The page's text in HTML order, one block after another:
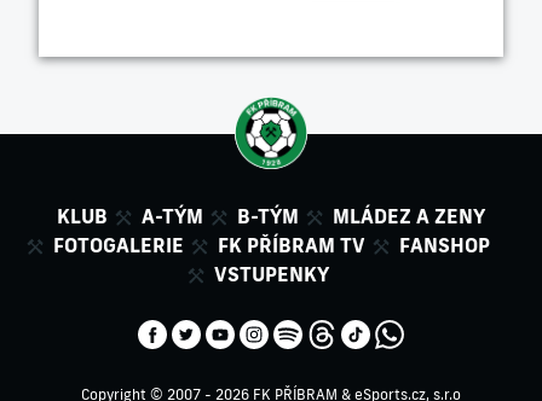
KLUB A-TÝM B-TÝM
MLÁDEZ A ZENY
FOTOGALERIE
FK PŘÍBRAM TV
FANSHOP
VSTUPENKY
Copyright © 2007 - 2026 FK PŘÍBRAM & eSports.cz, s.r.o